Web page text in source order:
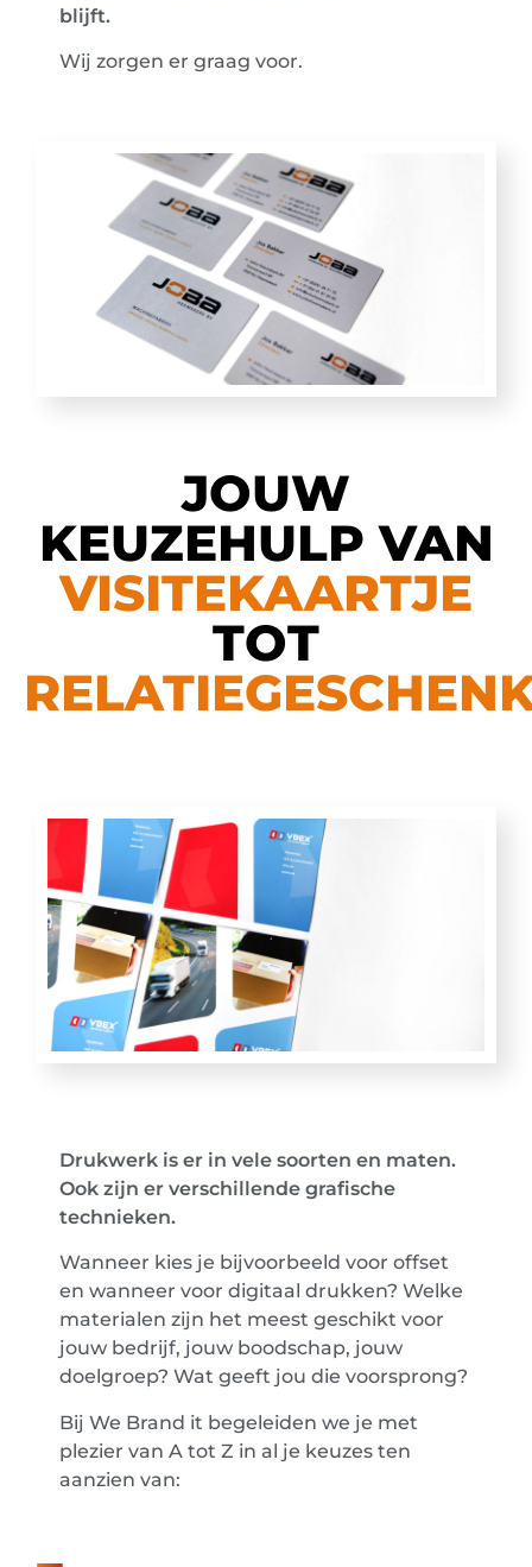
blijft.
Wij zorgen er graag voor.
JOUW
KEUZEHULP VAN
VISITEKAARTJE
TOT
Drukwerk is er in vele soorten en maten.
Ook zijn er verschillende grafische
technieken.
Wanneer kies je bijvoorbeeld voor offset
en wanneer voor digitaal drukken? Welke
materialen zijn het meest geschikt voor
jouw bedrijf, jouw boodschap, jouw
doelgroep? Wat geeft jou die voorsprong?
Bij We Brand it begeleiden we je met
plezier van A tot Z in al je keuzes ten
aanzien van: